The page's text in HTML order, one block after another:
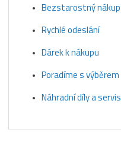
Bezstarostný nákup
Rychlé odeslání
Dárek k nákupu
Poradíme s výběrem
Náhradní díly a servis